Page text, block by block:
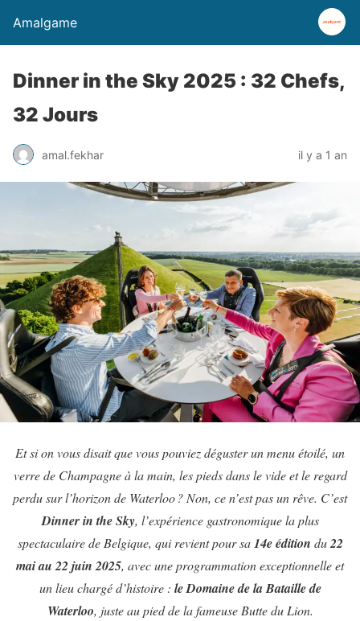
Amalgame
Dinner in the Sky 2025 : 32 Chefs,
32 Jours
amal.fekhar il y a 1 an
Et si on vous disait que vous pouviez déguster un menu étoilé, un
verre de Champagne à la main, les pieds dans le vide et le regard
perdu sur l’horizon de Waterloo ? Non, ce n’est pas un rêve. C’est
Dinner in the Sky, l’expérience gastronomique la plus
spectaculaire de Belgique, qui revient pour sa14e édition du22
mai au 22 juin 2025, avec une programmation exceptionnelle et
un lieu chargé d’histoire : le Domaine de la Bataille de
Waterloo, juste au pied de la fameuse Butte du Lion.